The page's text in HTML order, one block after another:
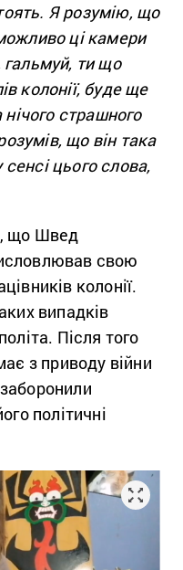
Я розумію, що
ці камери
ти що
колонії, буде ще
страшного
що він така
цього слова,
що Швед
свою
колонії.
випадків
Після того
з приводу війни
політичні